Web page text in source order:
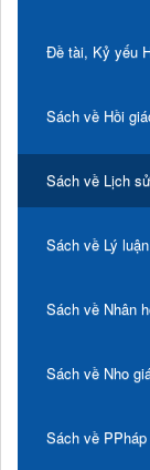
Đề tài, Kỷ yếu
Sách về Hồi
Sách về Lịch sử
Sách về Lý
Sách về Nhân
Sách về Nho
Sách về